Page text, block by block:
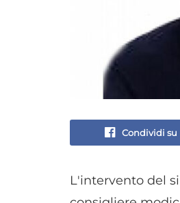
Condividi su
L'intervento del